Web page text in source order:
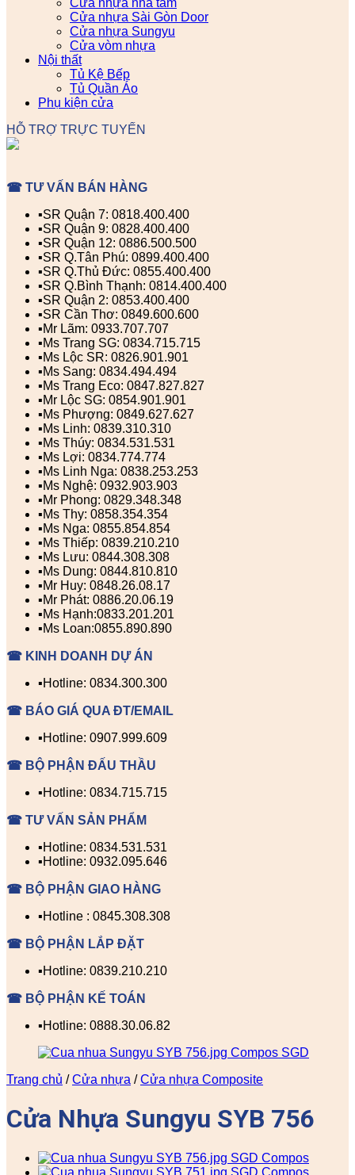
Cửa nhựa nhà tắm
Cửa nhựa Sài Gòn Door
Cửa nhựa Sungyu
Cửa vòm nhựa
Nội thất
Tủ Kệ Bếp
Tủ Quần Áo
Phụ kiện cửa
HỖ TRỢ TRỰC TUYẾN
☎ TƯ VẤN BÁN HÀNG
▪️SR Quận 7: 0818.400.400
▪️SR Quận 9: 0828.400.400
▪️SR Quận 12: 0886.500.500
▪️SR Q.Tân Phú: 0899.400.400
▪️SR Q.Thủ Đức: 0855.400.400
▪️SR Q.Bình Thạnh: 0814.400.400
▪️SR Quận 2: 0853.400.400
▪️SR Cần Thơ: 0849.600.600
▪️Mr Lãm: 0933.707.707
▪️Ms Trang SG: 0834.715.715
▪️Ms Lộc SR: 0826.901.901
▪️Ms Sang: 0834.494.494
▪️Ms Trang Eco: 0847.827.827
▪️Mr Lộc SG: 0854.901.901
▪️Ms Phượng: 0849.627.627
▪️Ms Linh: 0839.310.310
▪️Ms Thúy: 0834.531.531
▪️Ms Lợi: 0834.774.774
▪️Ms Linh Nga: 0838.253.253
▪️Ms Nghệ: 0932.903.903
▪️Mr Phong: 0829.348.348
▪️Ms Thy: 0858.354.354
▪️Ms Nga: 0855.854.854
▪️Ms Thiếp: 0839.210.210
▪️Ms Lưu: 0844.308.308
▪️Ms Dung: 0844.810.810
▪️Mr Huy: 0848.26.08.17
▪️Mr Phát: 0886.20.06.19
▪️Ms Hạnh:0833.201.201
▪️Ms Loan:0855.890.890
☎ KINH DOANH DỰ ÁN
▪️Hotline: 0834.300.300
☎ BÁO GIÁ QUA ĐT/EMAIL
▪️Hotline: 0907.999.609
☎ BỘ PHẬN ĐẤU THẦU
▪️Hotline: 0834.715.715
☎ TƯ VẤN SẢN PHẨM
▪️Hotline: 0834.531.531
▪️Hotline: 0932.095.646
☎ BỘ PHẬN GIAO HÀNG
▪️Hotline : 0845.308.308
☎ BỘ PHẬN LẮP ĐẶT
▪️Hotline: 0839.210.210
☎ BỘ PHẬN KẾ TOÁN
▪️Hotline: 0888.30.06.82
Trang chủ / Cửa nhựa / Cửa nhựa Composite
Cửa Nhựa Sungyu SYB 756